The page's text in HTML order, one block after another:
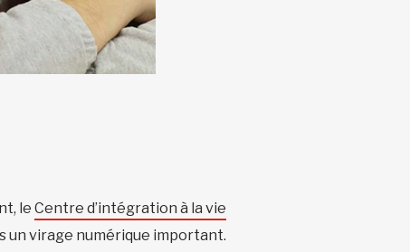
le Centre d’intégration à la vie
un virage numérique important.